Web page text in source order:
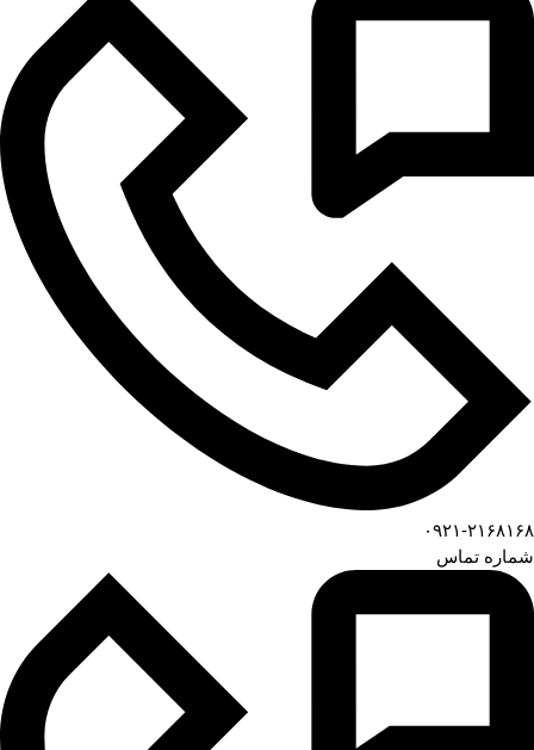
۰۹۲۱-۲۱۶۸۱۶۸
شماره تماس